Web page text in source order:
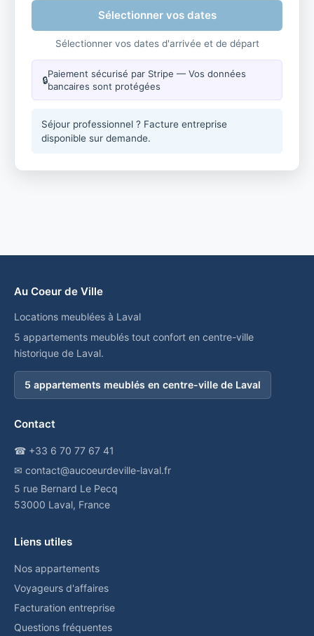
Sélectionner vos dates
Sélectionner vos dates d'arrivée et de départ
🔒
Paiement sécurisé par Stripe — Vos données
bancaires sont protégées
Séjour professionnel ? Facture entreprise
disponible sur demande.
Au Coeur de Ville
Locations meublées à Laval
5 appartements meublés tout confort en centre-ville
historique de Laval.
5 appartements meublés en centre-ville de Laval
Contact
☎ +33 6 70 77 67 41
✉ contact@aucoeurdeville-laval.fr
5 rue Bernard Le Pecq
53000 Laval, France
Liens utiles
Nos appartements
Voyageurs d'affaires
Facturation entreprise
Questions fréquentes